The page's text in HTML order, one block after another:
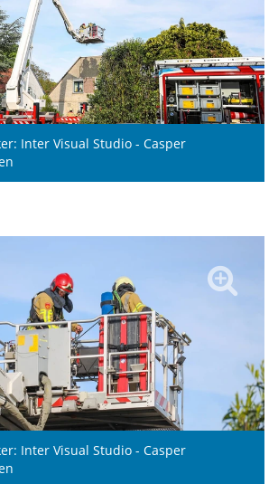
Inter Visual Studio - Casper
Inter Visual Studio - Casper